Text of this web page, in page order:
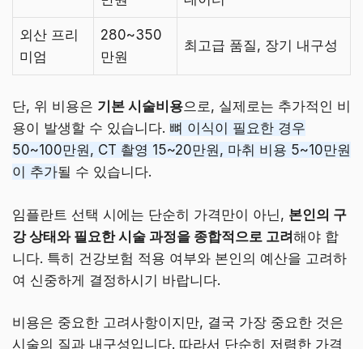
외산 프리
미엄
280~350
만원
최고급 품질, 장기 내구성
단, 위 비용은 기본 시술비용으로, 실제로는 추가적인 비
용이 발생할 수 있습니다. 뼈 이식이 필요한 경우
50~100만원, CT 촬영 15~20만원, 마취 비용 5~10만원
이 추가될 수 있습니다.
임플란트 선택 시에는 단순히 가격만이 아닌, 본인의 구
강 상태와 필요한 시술 과정을 종합적으로 고려해야 합
니다. 특히 건강보험 적용 여부와 본인의 예산을 고려하
여 신중하게 결정하시기 바랍니다.
비용은 중요한 고려사항이지만, 결국 가장 중요한 것은
시술의 질과 내구성입니다. 따라서 단순히 저렴한 가격